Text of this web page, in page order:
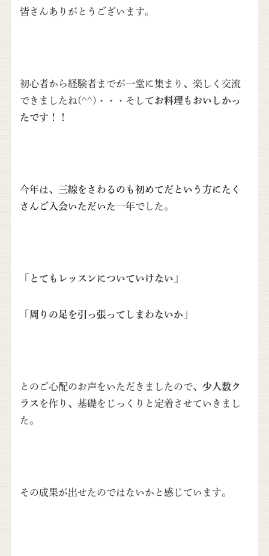
皆さんありがとうございます。
初心者から経験者までが一堂に集まり、楽しく交流
できましたね(^^)・・・そしてお料理もおいしかっ
たです！！
今年は、 三線をさわるのも初めてだという方にたく
さんご入会いただいた一年でした。
「とてもレッスンについていけない」
「周りの足を引っ張ってしまわないか」
とのご心配のお声をいただきましたので、 少人数ク
ラス を作り、基礎をじっくりと定着させていきまし
た。
その成果が出せたのではないかと感じています。